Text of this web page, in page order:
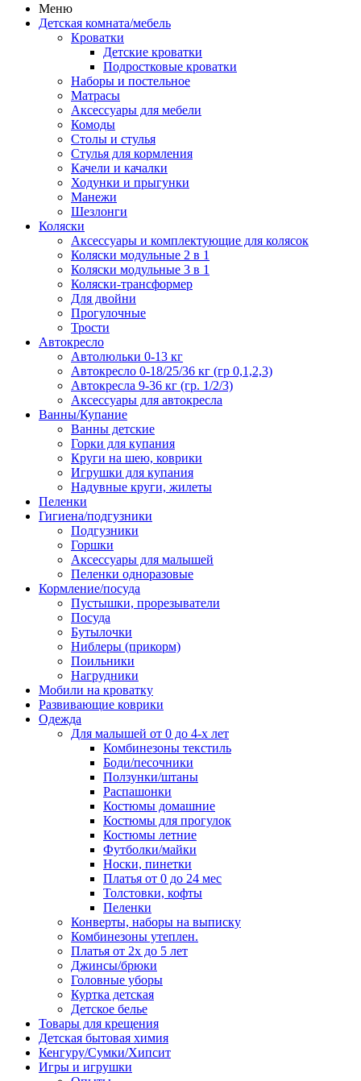
Меню
Детская комната/мебель
Кроватки
Детские кроватки
Подростковые кроватки
Наборы и постельное
Матрасы
Аксессуары для мебели
Комоды
Столы и стулья
Стулья для кормления
Качели и качалки
Ходунки и прыгунки
Манежи
Шезлонги
Коляски
Аксессуары и комплектующие для колясок
Коляски модульные 2 в 1
Коляски модульные 3 в 1
Коляски-трансформер
Для двойни
Прогулочные
Трости
Автокресло
Автолюльки 0-13 кг
Автокресло 0-18/25/36 кг (гр 0,1,2,3)
Автокресла 9-36 кг (гр. 1/2/3)
Аксессуары для автокресла
Ванны/Купание
Ванны детские
Горки для купания
Круги на шею, коврики
Игрушки для купания
Надувные круги, жилеты
Пеленки
Гигиена/подгузники
Подгузники
Горшки
Аксессуары для малышей
Пеленки одноразовые
Кормление/посуда
Пустышки, прорезыватели
Посуда
Бутылочки
Ниблеры (прикорм)
Поильники
Нагрудники
Мобили на кроватку
Развивающие коврики
Одежда
Для малышей от 0 до 4-х лет
Комбинезоны текстиль
Боди/песочники
Ползунки/штаны
Распашонки
Костюмы домашние
Костюмы для прогулок
Костюмы летние
Футболки/майки
Носки, пинетки
Платья от 0 до 24 мес
Толстовки, кофты
Пеленки
Конверты, наборы на выписку
Комбинезоны утеплен.
Платья от 2х до 5 лет
Джинсы/брюки
Головные уборы
Куртка детская
Детское белье
Товары для крещения
Детская бытовая химия
Кенгуру/Сумки/Хипсит
Игры и игрушки